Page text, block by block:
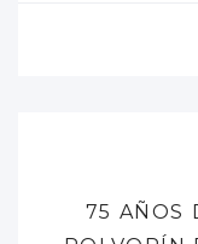
75 AÑOS